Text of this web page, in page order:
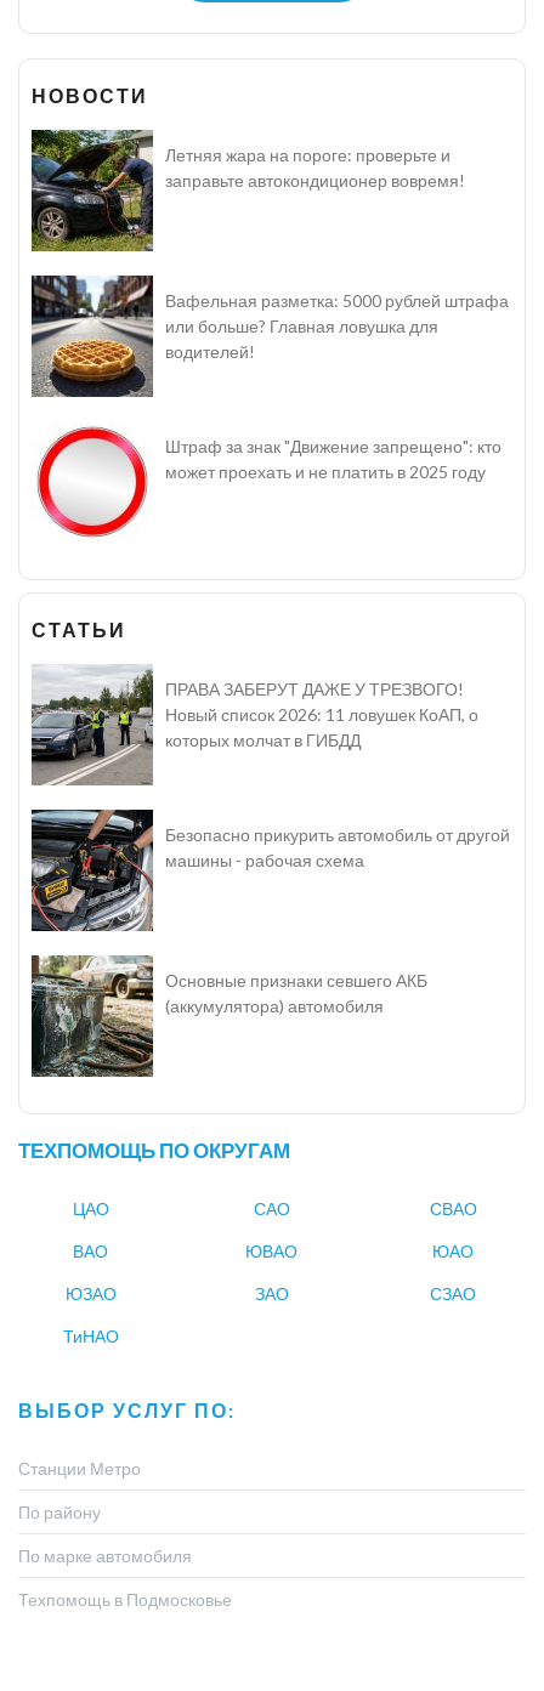
НОВОСТИ
Летняя жара на пороге: проверьте и
заправьте автокондиционер вовремя!
Вафельная разметка: 5000 рублей штрафа
или больше? Главная ловушка для
водителей!
Штраф за знак "Движение запрещено": кто
может проехать и не платить в 2025 году
СТАТЬИ
ПРАВА ЗАБЕРУТ ДАЖЕ У ТРЕЗВОГО!
Новый список 2026: 11 ловушек КоАП, о
которых молчат в ГИБДД
Безопасно прикурить автомобиль от другой
машины - рабочая схема
Основные признаки севшего АКБ
(аккумулятора) автомобиля
ТЕХПОМОЩЬ ПО ОКРУГАМ
ЦАО САО СВАО
ВАО ЮВАО ЮАО
ЮЗАО ЗАО СЗАО
ТиНАО
ВЫБОР УСЛУГ ПО:
Станции Метро
По району
По марке автомобиля
Техпомощь в Подмосковье